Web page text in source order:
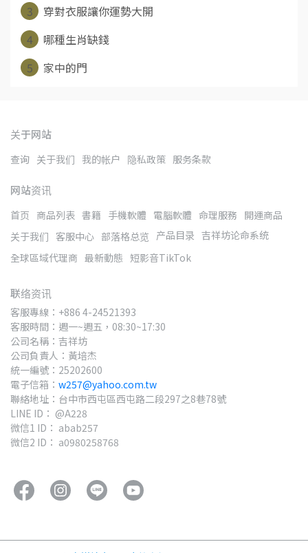
3
穿對衣服讓你運勢大開
4
哪種生肖缺錢
5
家中的門
关于网站
查询 关于我们 我的帐户 隐私政策 服务条款
网站资讯
首页 商品列表 書籍 手機軟體 電腦軟體 命理服務 開運商品
关于我们 客服中心 部落格总览 产品目录 吉祥坊论命系统
全球區域代理商 最新動態 短影音TikTok
联络资讯
客服專線：+886 4-24521393
客服時間：週一~週五，08:30~17:30
公司名稱：吉祥坊
公司負責人：黃培杰
統一編號：25202600
電子信箱： w257@yahoo.com.tw
聯絡地址：台中市西屯區西屯路二段297之8巷78號
LINE ID： @A228
微信1 ID： abab257
微信2 ID： a0980258768